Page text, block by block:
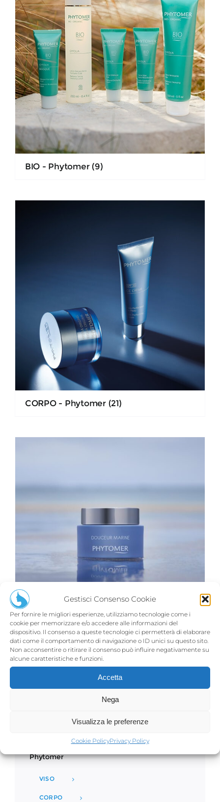
Gestisci Consenso Cookie
Per fornire le migliori esperienze, utilizziamo tecnologie come i
cookie per memorizzare e/o accedere alle informazioni del
dispositivo. Il consenso a queste tecnologie ci permetterà di elaborare
dati come il comportamento di navigazione o ID unici su questo sito.
Non acconsentire o ritirare il consenso può influire negativamente su
alcune caratteristiche e funzioni.
Accetta
Nega
Visualizza le preferenze
Cookie PolicyPrivacy Policy
BIO - Phytomer(9)
CORPO - Phytomer (21)
VISO - Phytomer(54)
Phytomer
VISO
CORPO